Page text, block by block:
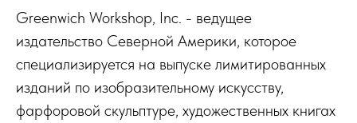
Greenwich Workshop, Inc. - ведущее
издательство Северной Америки, которое
специализируется на выпуске лимитированных
изданий по изобразительному искусству,
фарфоровой скульптуре, художественных книгах